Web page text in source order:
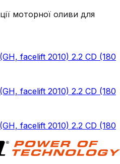
моторної оливи для
facelift 2010) 2.2 CD (180
facelift 2010) 2.2 CD (180
facelift 2010) 2.2 CD (180